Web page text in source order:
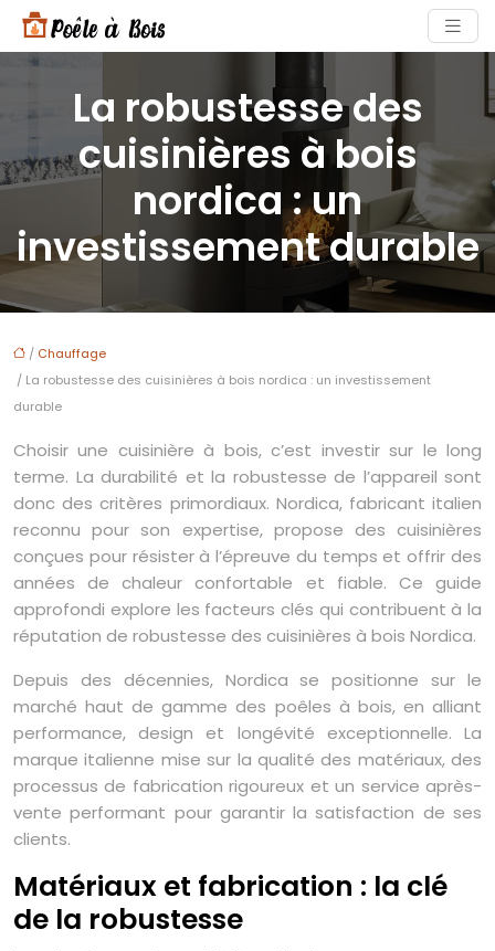
La robustesse des
cuisinières à bois
nordica : un
investissement durable
/ Chauffage
/ La robustesse des cuisinières à bois nordica : un investissement
durable
Choisir une cuisinière à bois, c’est investir sur le long
terme. La durabilité et la robustesse de l’appareil sont
donc des critères primordiaux. Nordica, fabricant italien
reconnu pour son expertise, propose des cuisinières
conçues pour résister à l’épreuve du temps et offrir des
années de chaleur confortable et fiable. Ce guide
approfondi explore les facteurs clés qui contribuent à la
réputation de robustesse des cuisinières à bois Nordica.
Depuis des décennies, Nordica se positionne sur le
marché haut de gamme des poêles à bois, en alliant
performance, design et longévité exceptionnelle. La
marque italienne mise sur la qualité des matériaux, des
processus de fabrication rigoureux et un service après-
vente performant pour garantir la satisfaction de ses
clients.
Matériaux et fabrication : la clé
de la robustesse